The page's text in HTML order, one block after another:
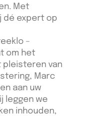
Met
dé expert op
–
om het
pleisteren van
Marc
aan uw
leggen we
inhouden,